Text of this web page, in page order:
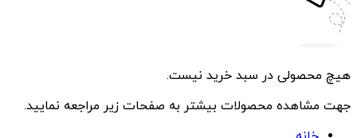
هیچ محصولی در سبد خرید نیست.
جهت مشاهده محصولات بیشتر به صفحات زیر مراجعه نمایید.